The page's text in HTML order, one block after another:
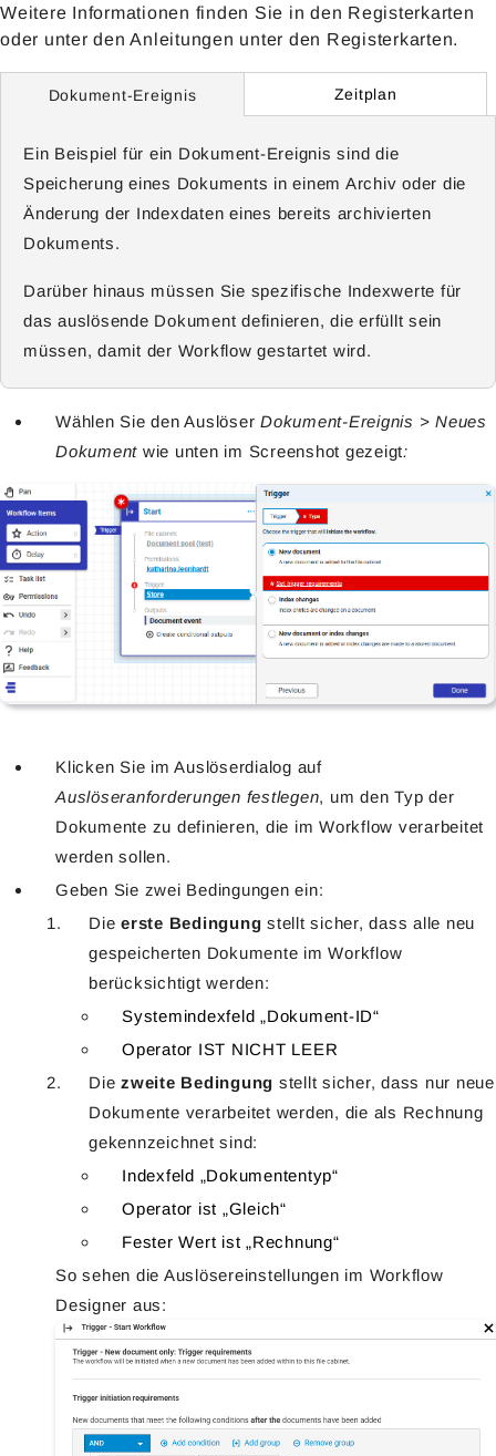
Weitere Informationen finden Sie in den Registerkarten
oder unter den Anleitungen unter den Registerkarten.
Dokument-Ereignis Zeitplan
Ein Beispiel für ein Dokument-Ereignis sind die
Speicherung eines Dokuments in einem Archiv oder die
Änderung der Indexdaten eines bereits archivierten
Dokuments.
Darüber hinaus müssen Sie spezifische Indexwerte für
das auslösende Dokument definieren, die erfüllt sein
müssen, damit der Workflow gestartet wird.
Wählen Sie den Auslöser Dokument-Ereignis > Neues
Dokument wie unten im Screenshot gezeigt:
Klicken Sie im Auslöserdialog auf
Auslöseranforderungen festlegen, um den Typ der
Dokumente zu definieren, die im Workflow verarbeitet
werden sollen.
Geben Sie zwei Bedingungen ein:
Die erste Bedingung stellt sicher, dass alle neu
gespeicherten Dokumente im Workflow
berücksichtigt werden:
Systemindexfeld „Dokument-ID“
Operator IST NICHT LEER
Die zweite Bedingung stellt sicher, dass nur neue
Dokumente verarbeitet werden, die als Rechnung
gekennzeichnet sind:
Indexfeld „Dokumententyp“
Operator ist „Gleich“
Fester Wert ist „Rechnung“
So sehen die Auslösereinstellungen im Workflow
Designer aus: